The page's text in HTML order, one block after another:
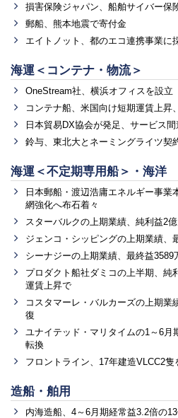
損害保険ジャパン、船舶サイバー保
郵船、熊本地震で寄付金
エイトノット、都のエコ連携事業に
海運＜コンテナ・物流＞
OneStream社、横浜オフィスを設立
コンテナ船、米国向け短期運賃上昇
日本貿易DX協会が発足、サービス
鈴与、東北大とネーミングライツ契
海運＜不定期専用船＞・海洋
日本郵船・渡辺浩庸エネルギー事業
網強化へ布石着々
スターバルクの上期業績、純利益2
ジェンコ・シッピングの上期業績、
シーナジーの上期業績、最終益3589
プロダクト船社ダミコの上半期、純
運賃上昇で
コスタマーレ・バルカーズの上期業
復
ユナイテッド・マリタイムの1～6月
転換
フロントライン、17年建造VLCC2隻
造船・舶用
内海造船、4～6月期経常益3.2倍の